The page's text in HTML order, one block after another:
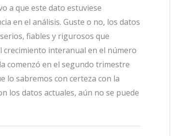
a que este dato estuviese
en el análisis. Guste o no, los datos
fiables y rigurosos que
crecimiento interanual en el número
comenzó en el segundo trimestre
lo sabremos con certeza con la
los datos actuales, aún no se puede